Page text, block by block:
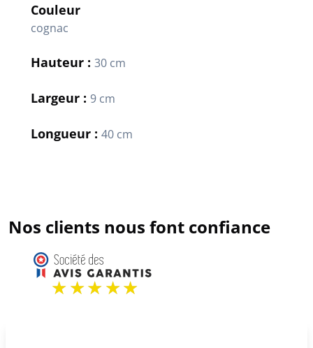
Couleur
cognac
Hauteur : 30 cm
Largeur : 9 cm
Longueur : 40 cm
Nos clients nous font confiance